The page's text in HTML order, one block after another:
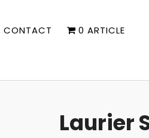
CONTACT 0 ARTICLE
Laurier